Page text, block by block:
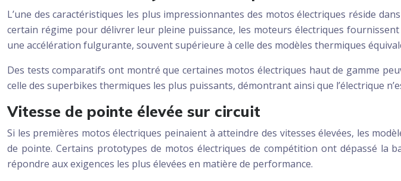
L’une des caractéristiques les plus impressionnantes des motos électriques réside
certain régime pour délivrer leur pleine puissance, les moteurs électriques
une accélération fulgurante, souvent supérieure à celle des modèles thermiques
Des tests comparatifs ont montré que certaines motos électriques haut de gamme
celle des superbikes thermiques les plus puissants, démontrant ainsi que l’électrique
Vitesse de pointe élevée sur circuit
Si les premières motos électriques peinaient à atteindre des vitesses élevées, les
de pointe. Certains prototypes de motos électriques de compétition ont dépassé
répondre aux exigences les plus élevées en matière de performance.